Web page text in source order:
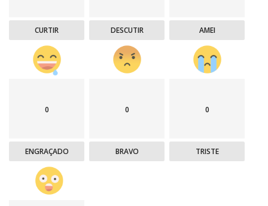
CURTIR DESCUTIR AMEI
0
ENGRAÇADO
0
BRAVO
0
TRISTE